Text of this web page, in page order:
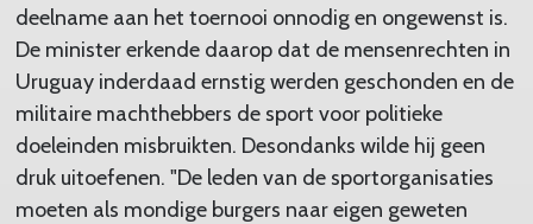
deelname aan het toernooi onnodig en ongewenst is.
De minister erkende daarop dat de mensenrechten in
Uruguay inderdaad ernstig werden geschonden en de
militaire machthebbers de sport voor politieke
doeleinden misbruikten. Desondanks wilde hij geen
druk uitoefenen. "De leden van de sportorganisaties
moeten als mondige burgers naar eigen geweten